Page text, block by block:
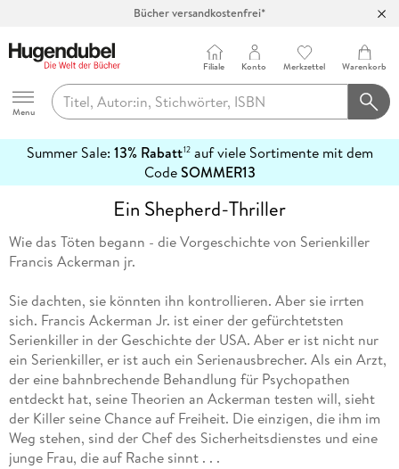
Bücher versandkostenfrei*
Abholung in über 100 Filialen
Hugendubel
Menu
Filiale Konto Merkzettel Warenkorb
Summer Sale: 13% Rabatt12auf viele Sortimente mit dem
CodeSOMMER13
erfahren
Ein Shepherd-Thriller
Wie das Töten begann - die Vorgeschichte von Serienkiller
Francis Ackerman jr.
Sie dachten, sie könnten ihn kontrollieren. Aber sie irrten
sich. Francis Ackerman Jr. ist einer der gefürchtetsten
Serienkiller in der Geschichte der USA. Aber er ist nicht nur
ein Serienkiller, er ist auch ein Serienausbrecher. Als ein Arzt,
der eine bahnbrechende Behandlung für Psychopathen
entdeckt hat, seine Theorien an Ackerman testen will, sieht
der Killer seine Chance auf Freiheit. Die einzigen, die ihm im
Weg stehen, sind der Chef des Sicherheitsdienstes und eine
junge Frau, die auf Rache sinnt . . .